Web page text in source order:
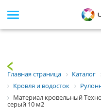
Array
Главная страница Каталог
Кровля и водосток
Материал кровельный
серый 10 м2